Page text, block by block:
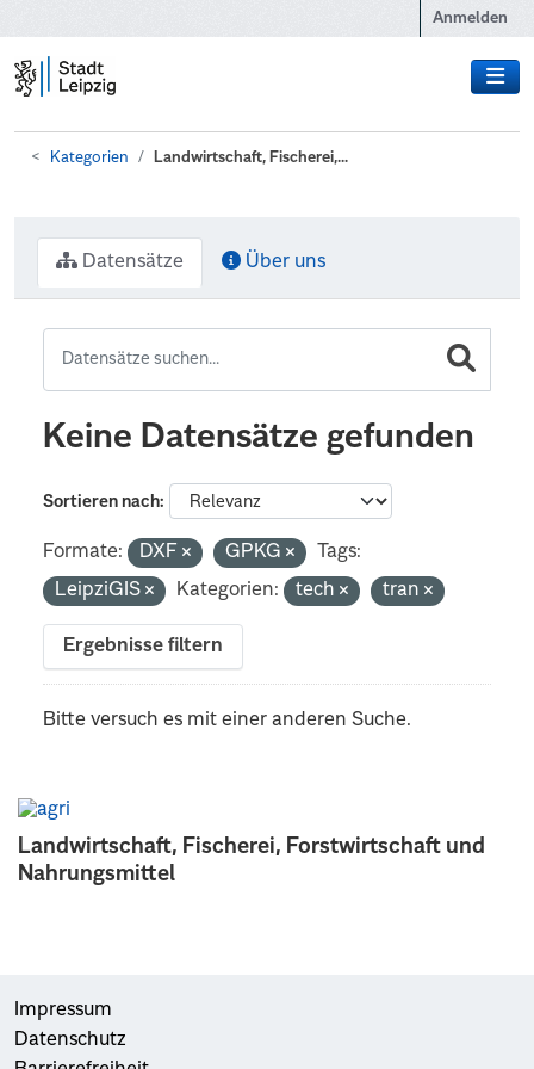
Anmelden
Kategorien Landwirtschaft, Fischerei,...
Landwirtschaft, Fischerei, Forstwirtschaft und
Nahrungsmittel
Datensätze Über uns
Keine Datensätze gefunden
Sortieren nach
Formate: DXF GPKG
Tags:
LeipziGIS
Kategorien: tech tran
Ergebnisse filtern
Bitte versuch es mit einer anderen Suche.
Impressum
Datenschutz